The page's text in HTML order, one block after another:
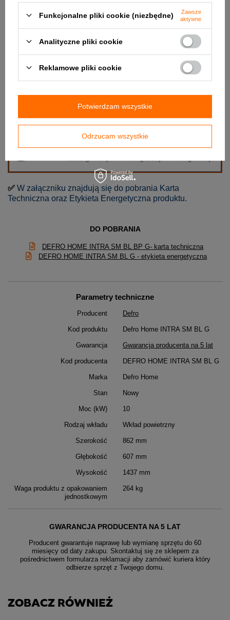
✅ W załączniku znajdują się do pobrania Karta
Techniczna oraz Etykieta Energetyczna produktu.
DO POBRANIA
DEFRO HOME INTRA SM BL BP G- karta techniczna
DEFRO HOME INTRA SM BL G - etykieta energetyczna
Parametry techniczne
Producent Defro
Kod produktu Defro Home INTRA SM BL G
Gwarancja Gwarancja producenta na 5 lat
Kod producenta DEFRO HOME INTRA SM BL G
Marka Defro Home
Stan Nowy
Moc (kW) 10
Rodzaj wkładu Wkład powietrzny
Szerokość 862 mm
Głębokość 607 mm
Wysokość 1437 mm
Waga produktu z opakowaniem
jednostkowym
264 kg
GWARANCJA PRODUCENTA NA 5 LAT
Producent gwarantuje naprawę lub wymianę sprzętu do 60
miesięcy od daty zakupu. Skontaktuj się ze sklepem za
pośrednictwem formularza reklamacji aby zamówić kuriera który
odbierze sprzęt z Twojego domu.
ZOBACZ RÓWNIEŻ
Funkcjonalne pliki cookie (niezbędne)
Zawsze
aktywne
Analityczne pliki cookie
Reklamowe pliki cookie
Odrzucam wszystkie
Potwierdzam wszystkie